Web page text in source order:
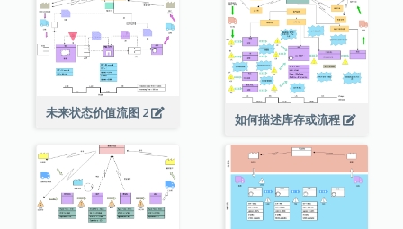
未来状态价值流图 2 如何描述库存或流程